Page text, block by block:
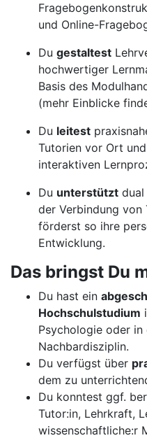
und Online-
Du gestaltest
hochwertiger
Basis des
(mehr Einblicke
Du leitest
Tutorien vor Ort und
interaktiven
Du unterstützt
der Verbindung von
förderst so ihre
Entwicklung.
Das bringst Du
Du hast ein
Hochschulstudium
Psychologie oder in
Nachbardisziplin.
Du verfügst über
dem zu
Du konntest ggf.
Tutor:in, Lehrkraft,
wissenschaftliche:r